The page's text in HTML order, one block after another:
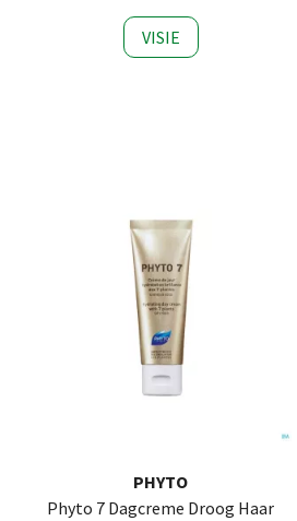
VISIE
PHYTO
Phyto 7 Dagcreme Droog Haar